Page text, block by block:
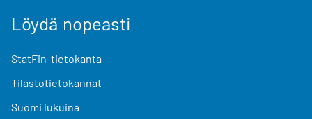
Löydä nopeasti
StatFin-tietokanta
Tilastotietokannat
Suomi lukuina